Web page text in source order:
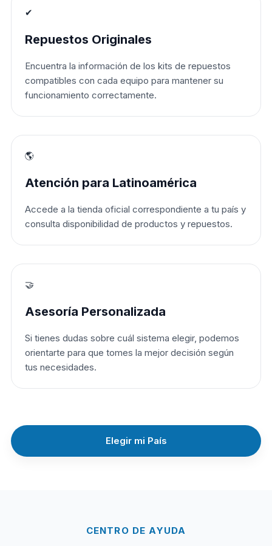
✔
Repuestos Originales
Encuentra la información de los kits de repuestos
compatibles con cada equipo para mantener su
funcionamiento correctamente.
🌎
Atención para Latinoamérica
Accede a la tienda oficial correspondiente a tu país y
consulta disponibilidad de productos y repuestos.
🤝
Asesoría Personalizada
Si tienes dudas sobre cuál sistema elegir, podemos
orientarte para que tomes la mejor decisión según
tus necesidades.
Elegir mi País
CENTRO DE AYUDA